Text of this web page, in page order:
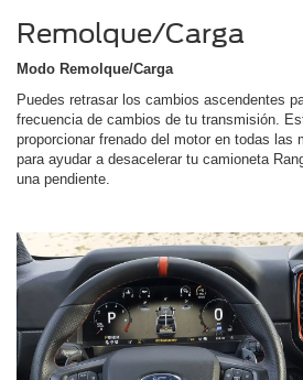
Remolque/Carga
Modo Remolque/Carga
Puedes retrasar los cambios ascendentes
frecuencia de cambios de tu transmisión.
proporcionar frenado del motor en todas las
para ayudar a desacelerar tu camioneta
una pendiente.